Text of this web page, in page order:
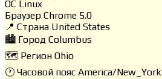
ОС Linux
Браузер Chrome 5.0
📍 Страна United States
🏙️ Город Columbus
🗺️ Регион Ohio
🕐 Часовой пояс America/New_York